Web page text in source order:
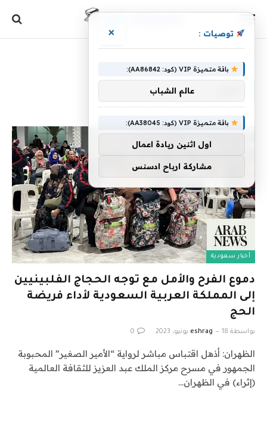
أخبار سعودية
دموع الفرح والأمل مع توجه الحجاج الفلبينيين
إلى المملكة العربية السعودية لأداء فريضة
الحج
بواسطة eshrag 18 يونيو، 2023 0
الظهران: أذهل اقتباس مباشر لرواية “الأمير الصغير” المحبوبة
الجمهور في مسرح مركز الملك عبد العزيز للثقافة العالمية
(إثراء) في الظهران…
توصيات : ×
باقة متميزة VIP (كود: AA86842):
عالم الشباب
باقة متميزة VIP (كود: AA38045):
اول اثنين ريادة اعمال
مشاركة ارباح ادسنس